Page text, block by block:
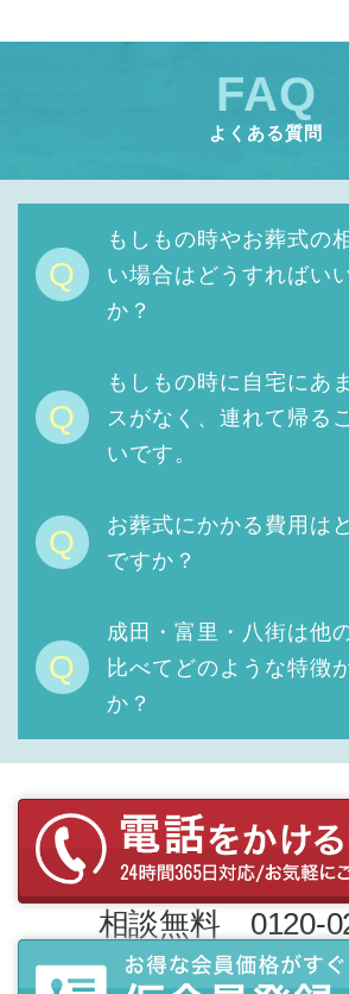
FAQ
よくある質問
Q
もしもの時やお葬式の
い場合はどうすればい
か？
Q
もしもの時に自宅にあ
スがなく、連れて帰る
いです。
Q お葬式にかかる費用は
ですか？
Q
成田・富里・八街は他
比べてどのような特徴
か？
相談無料 0120-